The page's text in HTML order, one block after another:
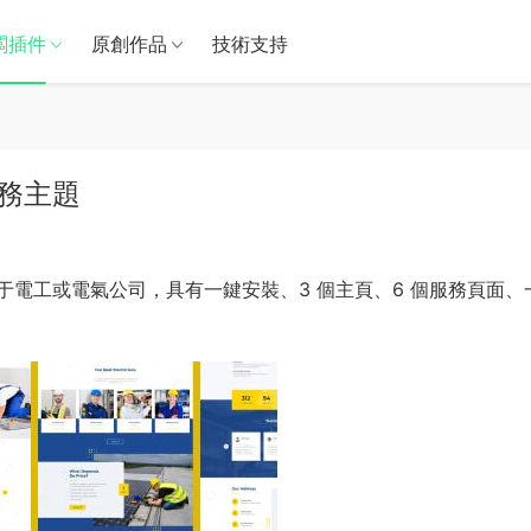
插件 原創作品 技術支持
主題
電工或電氣公司，具有一鍵安裝、3 個主頁、6 個服務頁面、